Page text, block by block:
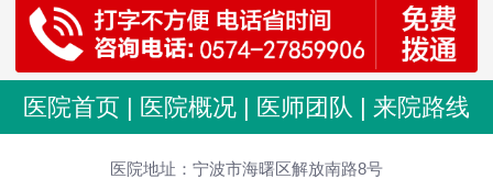
医院首页 | 医院概况 | 医师团队 | 来院路线
医院地址：宁波市海曙区解放南路8号